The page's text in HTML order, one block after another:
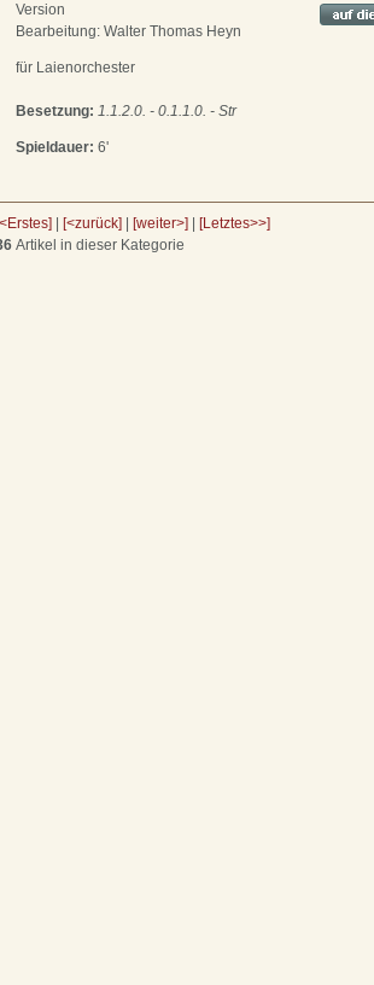
Version
Bearbeitung: Walter Thomas Heyn
für Laienorchester
Besetzung: 1.1.2.0. - 0.1.1.0. - Str
Spieldauer: 6'
[<zurück] [weiter>]
[Letztes>>]
Artikel in dieser Kategorie